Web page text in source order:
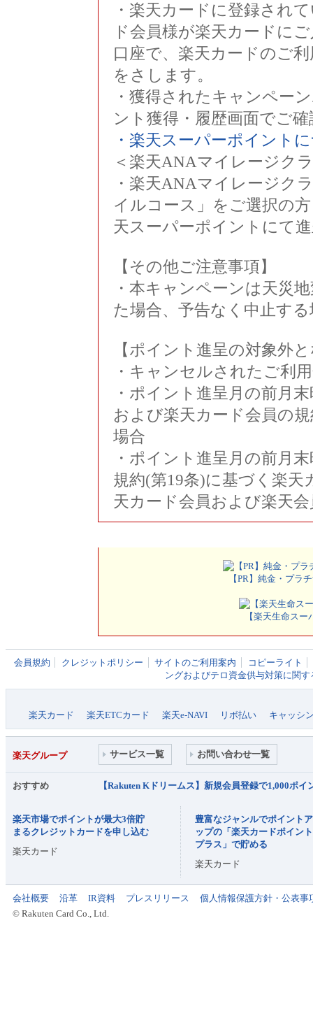
・楽天カードに登録され
ド会員様が楽天カードに
口座で、楽天カードのご
をさします。
・獲得されたキャンペー
ント獲得・履歴画面でご
・楽天スーパーポイント
＜楽天ANAマイレージク
・楽天ANAマイレージク
イルコース」をご選択の
天スーパーポイントにて
【その他ご注意事項】
・本キャンペーンは天災
た場合、予告なく中止す
【ポイント進呈の対象外
・キャンセルされたご利
・ポイント進呈月の前月
および楽天カード会員の
場合
・ポイント進呈月の前月
規約(第19条)に基づく楽
天カード会員および楽天
【PR】純金・プラ
【楽天生命ス
会員規約 クレジットポリシー サイトのご利用案内
コピーライト
ングおよびテロ資金供与対策に関
楽天カード
楽天ETCカード 楽天e-NAVI リボ払い キャッシ
楽天グループ サービス一覧 お問い合わせ一覧
おすすめ 【Rakuten Kドリームス】新規会員登録で1,000ポイ
楽天市場でポイントが最大3倍貯
まるクレジットカードを申し込む
楽天カード
豊富なジャンルでポイントア
ップの「楽天カードポイント
プラス」で貯める
楽天カード
会社概要 沿革 IR資料 プレスリリース
個人情報保護方針・公表事
© Rakuten Card Co., Ltd.